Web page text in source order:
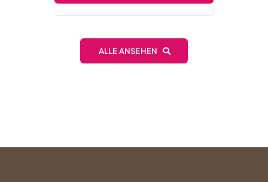
ALLE ANSEHEN